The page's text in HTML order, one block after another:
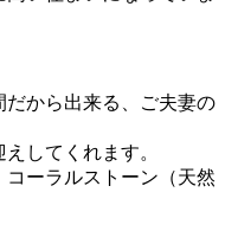
から出来る、ご夫妻の
してくれます。
ーラルストーン（天然